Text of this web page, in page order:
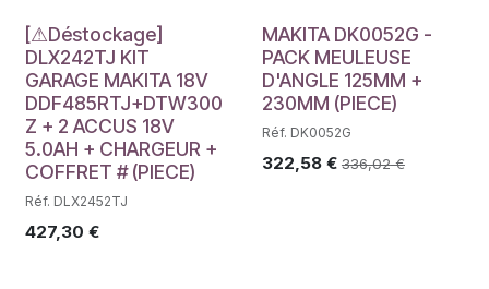
Déstockage
[⚠Déstockage]
DLX242TJ KIT
GARAGE MAKITA 18V
DDF485RTJ+DTW300
Z + 2 ACCUS 18V
5.0AH + CHARGEUR +
COFFRET # (PIECE)
Réf. DLX2452TJ
427,30 €
MAKITA DK0052G -
PACK MEULEUSE
D'ANGLE 125MM +
230MM (PIECE)
Réf. DK0052G
322,58€ 336,02€